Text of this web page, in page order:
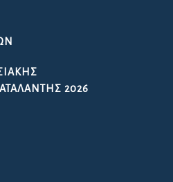
2026